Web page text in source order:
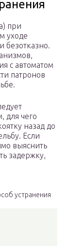
при
уходе
безотказно.
с автоматом
патронов
для чего
назад до
Если
выяснить
задержку,
устранения